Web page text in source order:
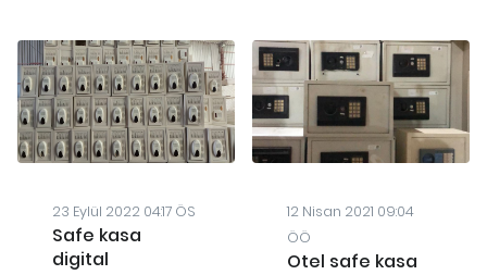
23 Eylül 2022 04:17 ÖS
Safe kasa
digital
12 Nisan 2021 09:04
ÖÖ
Otel safe kasa